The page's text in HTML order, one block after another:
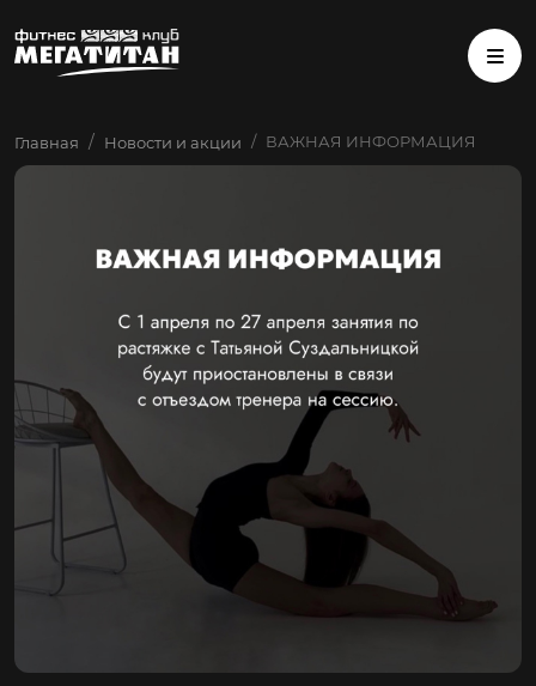
Главная Новости и акции ВАЖНАЯ ИНФОРМАЦИЯ